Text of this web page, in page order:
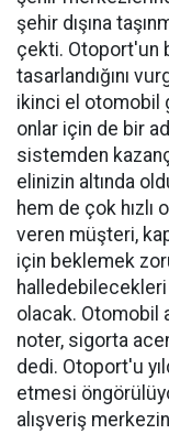
şehir dışına
çekti. Otoport'un
tasarlandığını
ikinci el otomobil
onlar için de bir
sistemden
elinizin altında
hem de çok hızlı
veren müşteri,
için beklemek
olacak. Otomobil
noter, sigorta
dedi. Otoport'u
etmesi
alışveriş